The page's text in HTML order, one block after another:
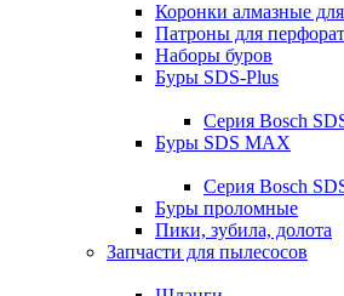
Коронки алмазные
Патроны для
Наборы буров
Буры SDS-Plus
Серия Bosch
Буры SDS MAX
Серия Bosch
Буры проломные
Пики, зубила, долота
Запчасти для пылесосов